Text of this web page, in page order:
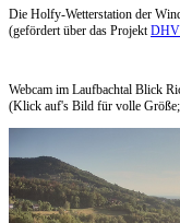
Die Holfy-Wetterstation der
(gefördert über das ProjektDHV
Webcam im Laufbachtal Blick
(Klick auf's Bild für volle